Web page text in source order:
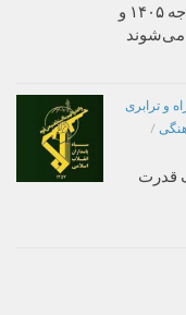
تربت حیدریه در مجلس شورای اسلامی : بودجه ۱۴۰۵ و
می‌شوند
و ترابری
/
قدرت